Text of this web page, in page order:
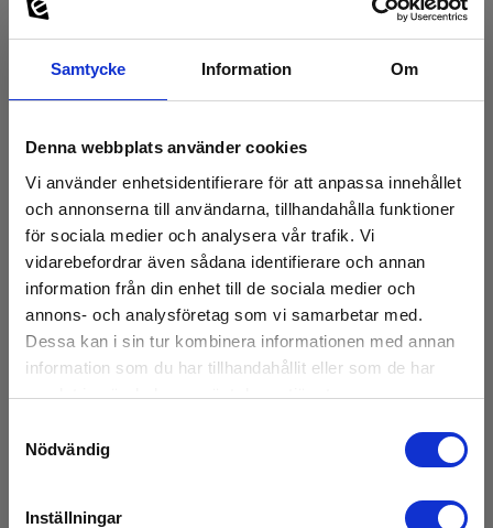
Samtycke Information Om
Denna webbplats använder cookies
Vi använder enhetsidentifierare för att anpassa innehållet
och annonserna till användarna, tillhandahålla funktioner
för sociala medier och analysera vår trafik. Vi
vidarebefordrar även sådana identifierare och annan
information från din enhet till de sociala medier och
annons- och analysföretag som vi samarbetar med.
Dessa kan i sin tur kombinera informationen med annan
information som du har tillhandahållit eller som de har
samlat in när du har använt deras tjänster.
Nödvändig
Inställningar
Temperaturadapter för Standard typ K-givare
EAN 5703317660077
På lager
210,00 SEK Exkl. moms